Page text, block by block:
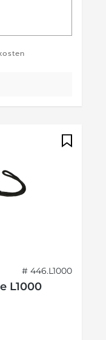
# 446.L1000
L1000